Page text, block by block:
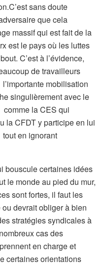
sans doute
que cela
massif qui est fait de la
est le pays où les luttes
C’est à l’évidence,
de travailleurs
mobilisation
singulièrement avec le
comme la CES qui
la CFDT y participe en lui
en ignorant
bouscule certaines idées
le monde au pied du mur,
sont fortes, il faut les
devrait obliger à bien
stratégies syndicales à
cas des
en charge et
certaines orientations